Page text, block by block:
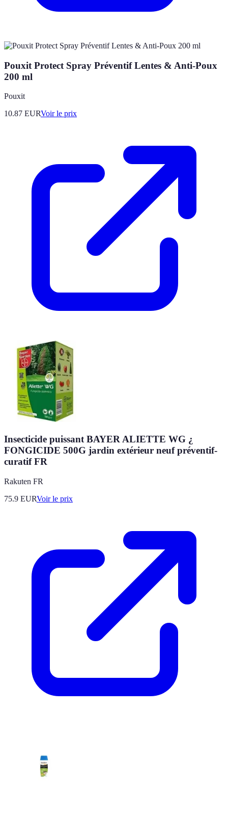
Pouxit Protect Spray Préventif Lentes & Anti-Poux
200 ml
Pouxit
10.87 EURVoir le prix
Insecticide puissant BAYER ALIETTE WG ¿
FONGICIDE 500G jardin extérieur neuf préventif-
curatif FR
Rakuten FR
75.9 EURVoir le prix